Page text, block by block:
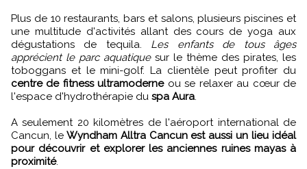
Plus de 10 restaurants, bars et salons, plusieurs piscines et
une multitude d'activités allant des cours de yoga aux
dégustations de tequila. Les enfants de tous âges
apprécient le parc aquatiquesur le thème des pirates, les
toboggans et le mini-golf. La clientèle peut profiter du
centre de fitness ultramoderneou se relaxer au cœur de
l'espace d'hydrothérapie du spa Aura.
A seulement 20 kilomètres de l'aéroport international de
Cancun, leWyndham Alltra Cancun est aussi un lieu idéal
pour découvrir et explorer les anciennes ruines mayas à
proximité.